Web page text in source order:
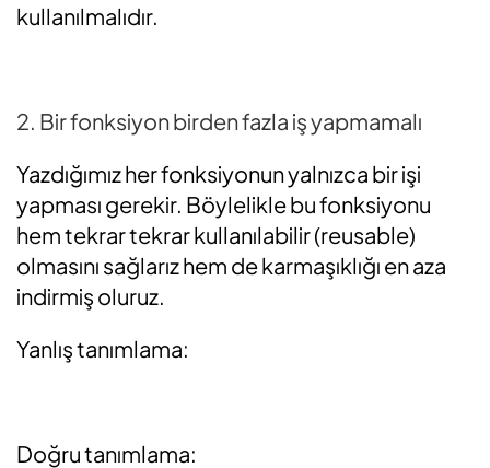
kullanılmalıdır.
2. Bir fonksiyon birden fazla iş yapmamalı
Yazdığımız her fonksiyonun yalnızca bir işi
yapması gerekir. Böylelikle bu fonksiyonu
hem tekrar tekrar kullanılabilir (reusable)
olmasını sağlarız hem de karmaşıklığı en aza
indirmiş oluruz.
Yanlış tanımlama:
Doğru tanımlama: